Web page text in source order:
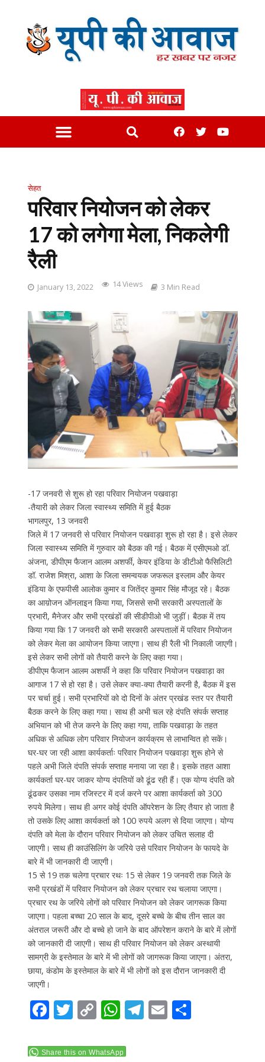
सेहत
परिवार नियोजन को लेकर
17 को लगेगा मेला, निकलेगी
रैली
January 13, 2022 14 Views 3 Min Read
-17 जनवरी से शुरू हो रहा परिवार नियोजन पखवाड़ा
-तैयारी को लेकर जिला स्वास्थ्य समिति में हुई बैठक
भागलपुर, 13 जनवरी
जिले में 17 जनवरी से परिवार नियोजन पखवाड़ा शुरू हो रहा है। इसे लेकर
जिला स्वास्थ्य समिति में गुरुवार को बैठक की गई। बैठक में एसीएमओ डॉ.
अंजना, डीपीएम फैजान आलम अशर्फी, केयर इंडिया के डीटीओ फैसिलिटी
डॉ. राजेश मिश्रा, आशा के जिला समन्वयक जफरूल इस्लाम और केयर
इंडिया के एफपीसी आलोक कुमार व जितेंद्र कुमार सिंह मौजूद रहे। बैठक
का आय़ोजन ऑनलाइन किया गया, जिससे सभी सरकारी अस्पतालों के
प्रभारी, मैनेजर और सभी प्रखंडों की सीडीपीओ भी जुड़ीं। बैठक में तय
किया गया कि 17 जनवरी को सभी सरकारी अस्पतालों में परिवार नियोजन
को लेकर मेला का आयोजन किया जाएगा। साथ ही रैली भी निकाली जाएगी।
इसे लेकर सभी लोगों को तैयारी करने के लिए कहा गया।
डीपीएम फैजान आलम अशर्फी ने कहा कि परिवार नियोजन पखवाड़ा का
आगाज 17 से हो रहा है। उसे लेकर क्या-क्या तैयारी करनी है, बैठक में इस
पर चर्चा हुई। सभी प्रभारियों को दो दिनों के अंतर प्रखंड स्तर पर तैयारी
बैठक करने के लिए कहा गया। साथ ही अभी चल रहे दंपति संपर्क सप्ताह
अभियान को भी तेज करने के लिए कहा गया, ताकि पखवाड़ा के तहत
अधिक से अधिक लोग परिवार नियोजन कार्यक्रम से लाभान्वित हो सकें।
घर-घर जा रही आशा कार्यकर्ताः परिवार नियोजन पखवाड़ा शुरू होने से
पहले अभी जिले दंपति संपर्क सप्ताह मनाया जा रहा है। इसके तहत आशा
कार्यकर्ता घर-घर जाकर योग्य दंपतियों को ढूंढ रही हैं। एक योग्य दंपति को
ढूंढकर उसका नाम रजिस्टर में दर्ज करने पर आशा कार्यकर्ता को 300
रुपये मिलेगा। साथ ही अगर कोई दंपति ऑपरेशन के लिए तैयार हो जाता है
तो उसके लिए आशा कार्यकर्ता को 100 रुपये अलग से दिया जाएगा। योग्य
दंपति को मेला के दौरान परिवार नियोजन को लेकर उचित सलाह दी
जाएगी। साथ ही काउंसिलिंग के जरिये उसे परिवार नियोजन के फायदे के
बारे में भी जानकारी दी जाएगी।
15 से 19 तक चलेगा प्रचार रथः 15 से लेकर 19 जनवरी तक जिले के
सभी प्रखंडों में परिवार नियोजन को लेकर प्रचार रथ चलाया जाएगा।
प्रचार रथ के जरिये लोगों को परिवार नियोजन को लेकर जागरूक किया
जाएगा। पहला बच्चा 20 साल के बाद, दूसरे बच्चे के बीच तीन साल का
अंतराल जरूरी और दो बच्चे हो जाने के बाद ऑपरेशन कराने के बारे में लोगों
को जानकारी दी जाएगी। साथ ही परिवार नियोजन को लेकर अस्थायी
सामग्री के इस्तेमाल के बारे में भी लोगों को जागरूक किया जाएगा। अंतरा,
छाया, कंडोम के इस्तेमाल के बारे में भी लोगों को इस दौरान जानकारी दी
जाएगी।
F
e
T
itt
C
p
W
at
T E S
Share this on WhatsApp